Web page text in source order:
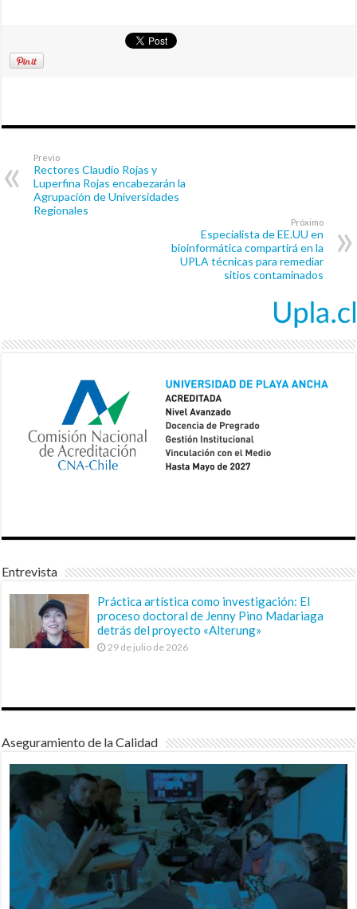
Previo
Rectores Claudio Rojas y
Luperfina Rojas encabezarán la
Agrupación de Universidades
Regionales
Próximo
Especialista de EE.UU en
bioinformática compartirá en la
UPLA técnicas para remediar
sitios contaminados
Entrevista
Práctica artística como investigación: El
proceso doctoral de Jenny Pino Madariaga
detrás del proyecto «Alterung»
29 de julio de 2026
Aseguramiento de la Calidad